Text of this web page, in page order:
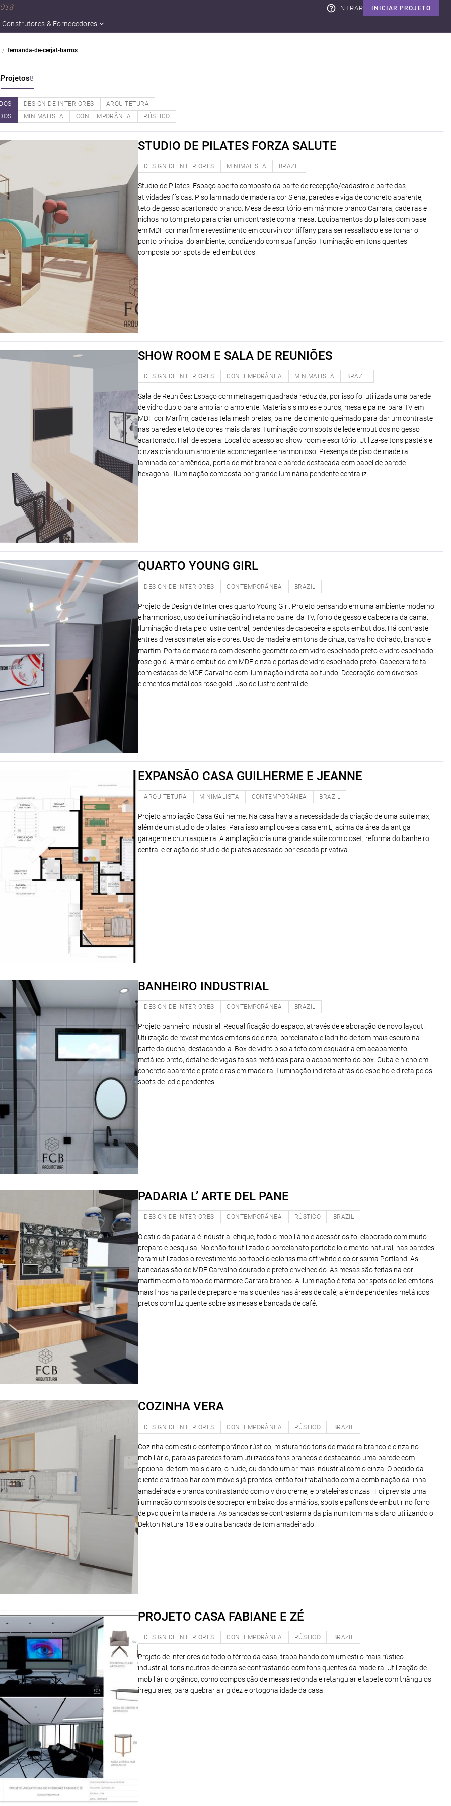
INICIAR PROJETO
ENTRAR
Construtores & Fornecedores
fernanda-de-cerjat-barros
Projetos8
DESIGN DE INTERIORES
ARQUITETURA
MINIMALISTA CONTEMPORÂNEA RÚSTICO
STUDIO DE PILATES FORZA SALUTE
DESIGN DE INTERIORES MINIMALISTA BRAZIL
Studio de Pilates: Espaço aberto composto da parte de recepção/cadastro e parte das
atividades físicas. Piso laminado de madeira cor Siena, paredes e viga de concreto aparente,
teto de gesso acartonado branco. Mesa de escritório em mármore branco Carrara, cadeiras e
nichos no tom preto para criar um contraste com a mesa. Equipamentos do pilates com base
em MDF cor marfim e revestimento em courvin cor tiffany para ser ressaltado e se tornar o
ponto principal do ambiente, condizendo com sua função. Iluminação em tons quentes
composta por spots de led embutidos.
SHOW ROOM E SALA DE REUNIÕES
DESIGN DE INTERIORES CONTEMPORÂNEA MINIMALISTA BRAZIL
Sala de Reuniões: Espaço com metragem quadrada reduzida, por isso foi utilizada uma parede
de vidro duplo para ampliar o ambiente. Materiais simples e puros, mesa e painel para TV em
MDF cor Marfim, cadeiras tela mesh pretas, painel de cimento queimado para dar um contraste
nas paredes e teto de cores mais claras. Iluminação com spots de lede embutidos no gesso
acartonado. Hall de espera: Local do acesso ao show room e escritório. Utiliza-se tons pastéis e
cinzas criando um ambiente aconchegante e harmonioso. Presença de piso de madeira
laminada cor amêndoa, porta de mdf branca e parede destacada com papel de parede
hexagonal. Iluminação composta por grande luminária pendente centraliz
QUARTO YOUNG GIRL
DESIGN DE INTERIORES CONTEMPORÂNEA BRAZIL
Projeto de Design de Interiores quarto Young Girl. Projeto pensando em uma ambiente moderno
e harmonioso, uso de iluminação indireta no painel da TV, forro de gesso e cabeceira da cama.
Iluminação direta pelo lustre central, pendentes de cabeceira e spots embutidos. Há contraste
entres diversos materiais e cores. Uso de madeira em tons de cinza, carvalho doirado, branco e
marfim. Porta de madeira com desenho geométrico em vidro espelhado preto e vidro espelhado
rose gold. Armário embutido em MDF cinza e portas de vidro espelhado preto. Cabeceira feita
com estacas de MDF Carvalho com iluminação indireta ao fundo. Decoração com diversos
elementos metálicos rose gold. Uso de lustre central de
EXPANSÃO CASA GUILHERME E JEANNE
ARQUITETURA MINIMALISTA CONTEMPORÂNEA BRAZIL
Projeto ampliação Casa Guilherme. Na casa havia a necessidade da criação de uma suíte max,
além de um studio de pilates. Para isso ampliou-se a casa em L, acima da área da antiga
garagem e churrasqueira. A ampliação cria uma grande suite com closet, reforma do banheiro
central e criação do studio de pilates acessado por escada privativa.
BANHEIRO INDUSTRIAL
DESIGN DE INTERIORES CONTEMPORÂNEA BRAZIL
Projeto banheiro industrial. Requalificação do espaço, através de elaboração de novo layout.
Utilização de revestimentos em tons de cinza, porcelanato e ladrilho de tom mais escuro na
parte da ducha, destacando-a. Box de vidro piso a teto com esquadria em acabamento
metálico preto, detalhe de vigas falsas metálicas para o acabamento do box. Cuba e nicho em
concreto aparente e prateleiras em madeira. Iluminação indireta atrás do espelho e direta pelos
spots de led e pendentes.
PADARIA L’ ARTE DEL PANE
DESIGN DE INTERIORES CONTEMPORÂNEA RÚSTICO BRAZIL
O estilo da padaria é industrial chique, todo o mobiliário e acessórios foi elaborado com muito
preparo e pesquisa. No chão foi utilizado o porcelanato portobello cimento natural, nas paredes
foram utilizados o revestimento portobello colorissima off white e colorissima Portland. As
bancadas são de MDF Carvalho dourado e preto envelhecido. As mesas são feitas na cor
marfim com o tampo de mármore Carrara branco. A iluminação é feita por spots de led em tons
mais frios na parte de preparo e mais quentes nas áreas de café; além de pendentes metálicos
pretos com luz quente sobre as mesas e bancada de café.
COZINHA VERA
DESIGN DE INTERIORES CONTEMPORÂNEA RÚSTICO BRAZIL
Cozinha com estilo contemporâneo rústico, misturando tons de madeira branco e cinza no
mobiliário, para as paredes foram utilizados tons brancos e destacando uma parede com
opcional de tom mais claro, o nude, ou dando um ar mais industrial com o cinza. O pedido da
cliente era trabalhar com móveis já prontos, então foi trabalhado com a combinação da linha
amadeirada e branca contrastando com o vidro creme, e prateleiras cinzas . Foi prevista uma
iluminação com spots de sobrepor em baixo dos armários, spots e paflons de embutir no forro
de pvc que imita madeira. As bancadas se contrastam a da pia num tom mais claro utilizando o
Dekton Natura 18 e a outra bancada de tom amadeirado.
PROJETO CASA FABIANE E ZÉ
DESIGN DE INTERIORES CONTEMPORÂNEA RÚSTICO BRAZIL
Projeto de interiores de todo o térreo da casa, trabalhando com um estilo mais rústico
industrial, tons neutros de cinza se contrastando com tons quentes da madeira. Utilização de
mobiliário orgânico, como composição de mesas redonda e retangular e tapete com triângulos
irregulares, para quebrar a rigidez e ortogonalidade da casa.